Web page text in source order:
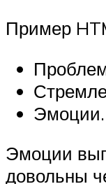
Пример
Эмоции.
Эмоции
довольны